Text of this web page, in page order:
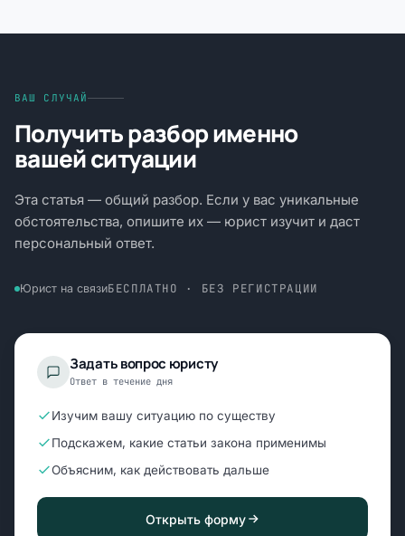
ВАШ СЛУЧАЙ
Получить разбор именно
вашей ситуации
Эта статья — общий разбор. Если у вас уникальные
обстоятельства, опишите их — юрист изучит и даст
персональный ответ.
Юрист на связиБЕСПЛАТНО · БЕЗ РЕГИСТРАЦИИ
Задать вопрос юристу
Ответ в течение дня
Изучим вашу ситуацию по существу
Подскажем, какие статьи закона применимы
Объясним, как действовать дальше
Открыть форму